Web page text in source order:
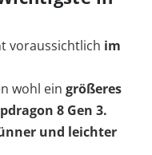
voraussichtlich im
wohl ein größeres
8 Gen 3.
und leichter